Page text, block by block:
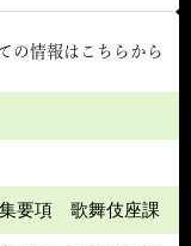
の情報はこちらから
要項 歌舞伎座課